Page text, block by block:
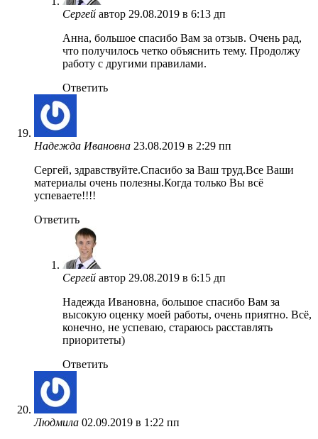
Сергей автор 29.08.2019 в 6:13 дп
Анна, большое спасибо Вам за отзыв. Очень рад,
что получилось четко объяснить тему. Продолжу
работу с другими правилами.
Ответить
Надежда Ивановна 23.08.2019 в 2:29 пп
Сергей, здравствуйте.Спасибо за Ваш труд.Все Ваши
материалы очень полезны.Когда только Вы всё
успеваете!!!!
Ответить
Сергей автор 29.08.2019 в 6:15 дп
Надежда Ивановна, большое спасибо Вам за
высокую оценку моей работы, очень приятно. Всё,
конечно, не успеваю, стараюсь расставлять
приоритеты)
Ответить
Людмила 02.09.2019 в 1:22 пп